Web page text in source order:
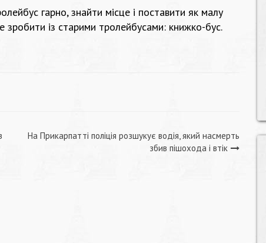
гарно, знайти місце і поставити як малу
із старими тролейбусами: книжко-бус.
На Прикарпатті поліція розшукує водія, який насмерть
збив пішохода і втік